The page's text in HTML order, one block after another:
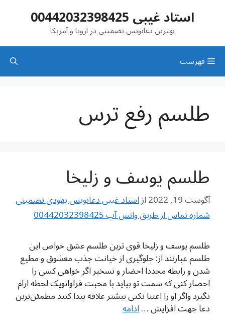
استاد غیبی 00442032398425
بهترین دعانویس تضمینی در اروپا و آمریکا
فهرست
طلسم رفع ترس
طلسم یوسف و زلیخا
آگوست 19, 2022 ازاستاد غیبی دعانویس یهودی تضمینی
شماره تماس از طریق واتس آپ 00442032398425
طلسم یوسف و زلیخا قوی ترین طلسم عشق خواص این
طلسم عبارتند از: جلوگیری از خیانت جذب معشوق و مطیع
شدن و رابطه مجددا احضار و تسخیر اگر خواهی کسی را
احضار کنی که سمت تو بیاید با محبت فراوانویک لحظه ارام
نگیرد واگر او را اعتنا نکنی بیشتر علاقه پیدا کنند مطمئن‌ترین
دعا جهت افزایش …ادامه